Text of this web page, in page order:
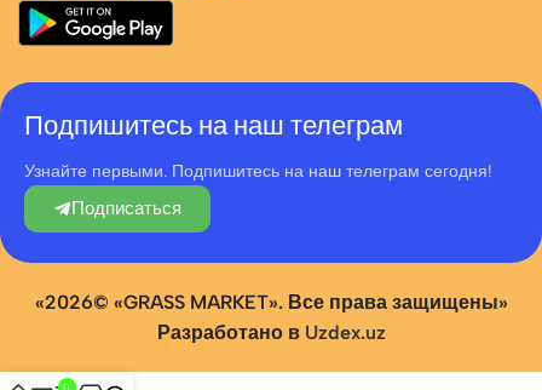
Подпишитесь на наш телеграм
Узнайте первыми. Подпишитесь на наш телеграм сегодня!
Подписаться
«2026© «GRASS MARKET». Все права защищены»
Разработано в Uzdex.uz
0